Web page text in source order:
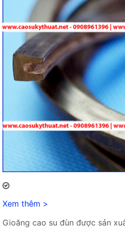
Xem thêm >
Gioăng cao su đùn được sản